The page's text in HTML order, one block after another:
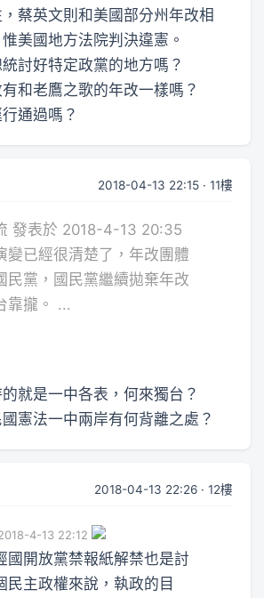
蔡英文則和美國部分州年改相
美國地方法院判決違憲。
討好特定政黨的地方嗎？
和老鷹之歌的年改一樣嗎？
通過嗎？
2018-04-13 22:15 · 11樓
發表於 2018-4-13 20:35
變已經很清楚了，年改團體
民黨，國民黨繼續拋棄年改
靠攏。 ...
就是一中各表，何來獨台？
憲法一中兩岸有何背離之處？
2018-04-13 22:26 · 12樓
4-13 22:12
國開放黨禁報紙解禁也是討
民主政權來說，執政的目